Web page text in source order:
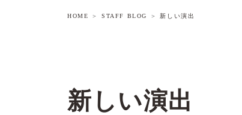
HOME STAFF BLOG 新しい演出
新しい演出